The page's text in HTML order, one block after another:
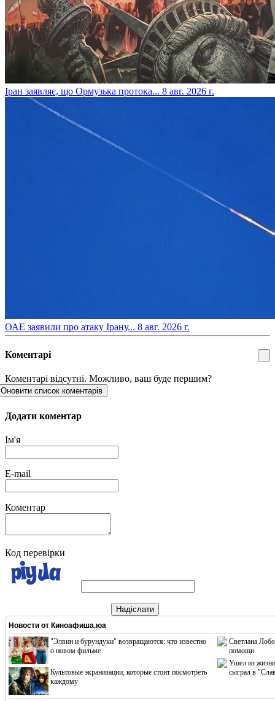
​Іран заявляє, що Ормузька протока... 8 авг. 2026 г.
​ОАЕ заявили про атаку Ірану... 8 авг. 2026 г.
Коментарі
Коментарі відсутні. Можливо, ваш буде першим?
Оновити список коментарів
Додати коментар
Ім'я
E-mail
Коментар
Код перевірки
Надіслати
Новости от Киноафиша.юа
"Элвин и бурундуки" возвращаются: что известно
о новом фильме
Культовые экранизации, которые стоит посмотреть
каждому
Светлана
помощи
Ушел из жизни
сыграл в